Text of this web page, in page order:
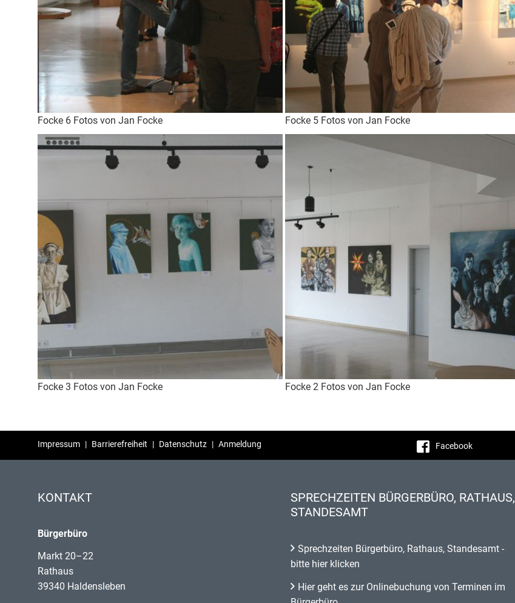
Focke 6 Fotos von Jan Focke Focke 5 Fotos von Jan Focke
Focke 3 Fotos von Jan Focke Focke 2 Fotos von Jan Focke
Impressum | Barrierefreiheit | Datenschutz | Anmeldung Facebook
KONTAKT
Bürgerbüro
Markt 20–22
Rathaus
39340 Haldensleben
SPRECHZEITEN BÜRGERBÜRO, RATHAUS,
STANDESAMT
Sprechzeiten Bürgerbüro, Rathaus, Standesamt -
bitte hier klicken
Hier geht es zur Onlinebuchung von Terminen im